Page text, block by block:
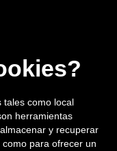
tales como local
herramientas
y recuperar
para ofrecer un